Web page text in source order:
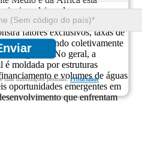
suas informações pessoais.Privacidade
impulsionada por
e investimentos em
fatores exclusivos, taxas de
contribuindo coletivamente
global. No geral, a
é moldada por estruturas
e volumes de águas
oportunidades emergentes em
que enfrentam